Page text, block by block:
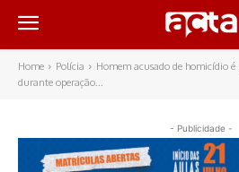
Home Polícia
Homem acusado de homicídio é
durante operação...
- Publicidade -